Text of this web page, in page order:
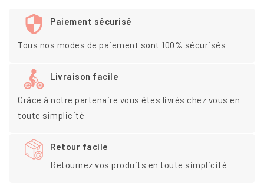
Paiement sécurisé
Tous nos modes de paiement sont 100% sécurisés
Livraison facile
Grâce à notre partenaire vous êtes livrés chez vous en
toute simplicité
Retour facile
Retournez vos produits en toute simplicité